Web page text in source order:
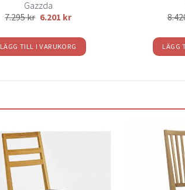
Gazzda
7.295kr 6.201 kr
LÄGG TILL I VARUKORG LÄGG